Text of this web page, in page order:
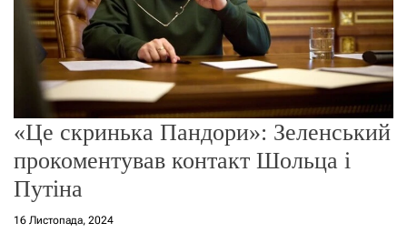
«Це скринька Пандори»: Зеленський
прокоментував контакт Шольца і
Путіна
16 Листопада, 2024